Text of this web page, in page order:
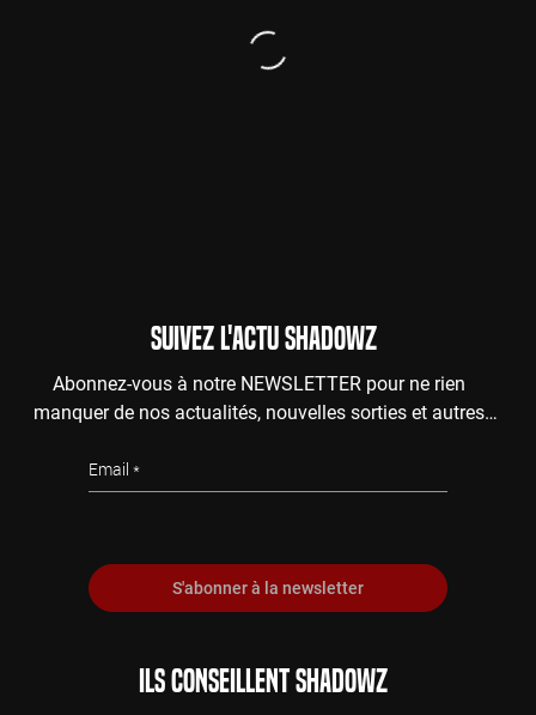
SUIVEZ L'ACTU SHADOWZ
Abonnez-vous à notre NEWSLETTER pour ne rien
manquer de nos actualités, nouvelles sorties et autres
Email
S'abonner à la newsletter
ILS CONSEILLENT SHADOWZ